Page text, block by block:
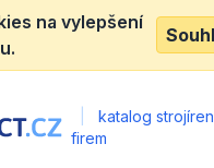
na vylepšení
katalog
firem